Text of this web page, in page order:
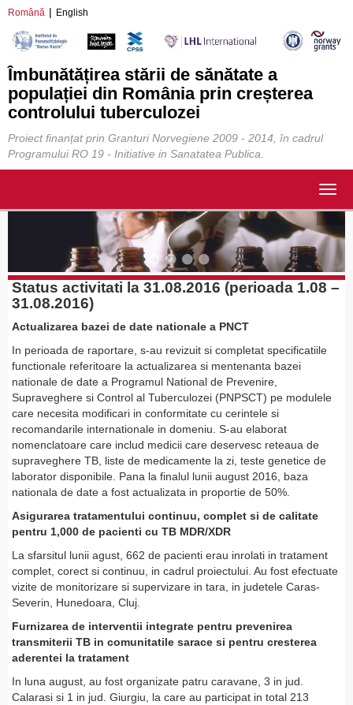
Română English
Îmbunătățirea stării de sănătate a
populației din România prin creșterea
controlului tuberculozei
Proiect finanțat prin Granturi Norvegiene 2009 - 2014, în cadrul
Programului RO 19 - Initiative in Sanatatea Publica.
Status activitati la 31.08.2016 (perioada 1.08 –
31.08.2016)
Actualizarea bazei de date nationale a PNCT
In perioada de raportare, s-au revizuit si completat specificatiile
functionale referitoare la actualizarea si mentenanta bazei
nationale de date a Programul National de Prevenire,
Supraveghere si Control al Tuberculozei (PNPSCT) pe modulele
care necesita modificari in conformitate cu cerintele si
recomandarile internationale in domeniu. S-au elaborat
nomenclatoare care includ medicii care deservesc reteaua de
supraveghere TB, liste de medicamente la zi, teste genetice de
laborator disponibile. Pana la finalul lunii august 2016, baza
nationala de date a fost actualizata in proportie de 50%.
Asigurarea tratamentului continuu, complet si de calitate
pentru 1,000 de pacienti cu TB MDR/XDR
La sfarsitul lunii agust, 662 de pacienti erau inrolati in tratament
complet, corect si continuu, in cadrul proiectului. Au fost efectuate
vizite de monitorizare si supervizare in tara, in judetele Caras-
Severin, Hunedoara, Cluj.
Furnizarea de interventii integrate pentru prevenirea
transmiterii TB in comunitatile sarace si pentru cresterea
aderentei la tratament
In luna august, au fost organizate patru caravane, 3 in jud.
Calarasi si 1 in jud. Giurgiu, la care au participat in total 213